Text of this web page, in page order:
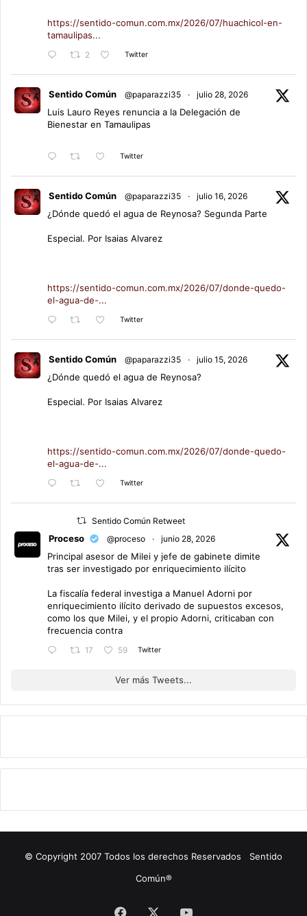
https://sentido-comun.com.mx/2026/07/huachicol-en-
tamaulipas...
2 Twitter
Sentido Común @paparazzi35 · julio 28, 2026
Luis Lauro Reyes renuncia a la Delegación de
Bienestar en Tamaulipas
Twitter
Sentido Común @paparazzi35 · julio 16, 2026
¿Dónde quedó el agua de Reynosa? Segunda Parte
Especial. Por Isaias Alvarez
https://sentido-comun.com.mx/2026/07/donde-quedo-
el-agua-de-...
Twitter
Sentido Común @paparazzi35 · julio 15, 2026
¿Dónde quedó el agua de Reynosa?
Especial. Por Isaias Alvarez
https://sentido-comun.com.mx/2026/07/donde-quedo-
el-agua-de-...
Twitter
Sentido Común Retweet
Proceso @proceso · junio 28, 2026
Principal asesor de Milei y jefe de gabinete dimite
tras ser investigado por enriquecimiento ilícito
La fiscalía federal investiga a Manuel Adorni por
enriquecimiento ilícito derivado de supuestos excesos,
como los que Milei, y el propio Adorni, criticaban con
frecuencia contra
17 59 Twitter
Ver más Tweets...
© Copyright 2007 Todos los derechos Reservados Sentido
Común®
Facebook